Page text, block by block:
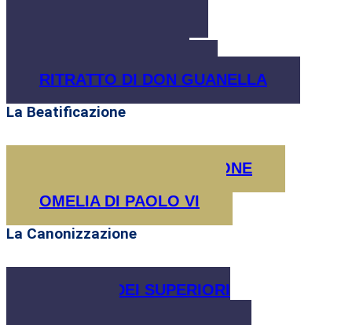
RITRATTO DI DON GUANELLA
La Beatificazione
VERSO LA BEATIFICAZIONE
OMELIA DI PAOLO VI
La Canonizzazione
LETTERA DEI SUPERIORI